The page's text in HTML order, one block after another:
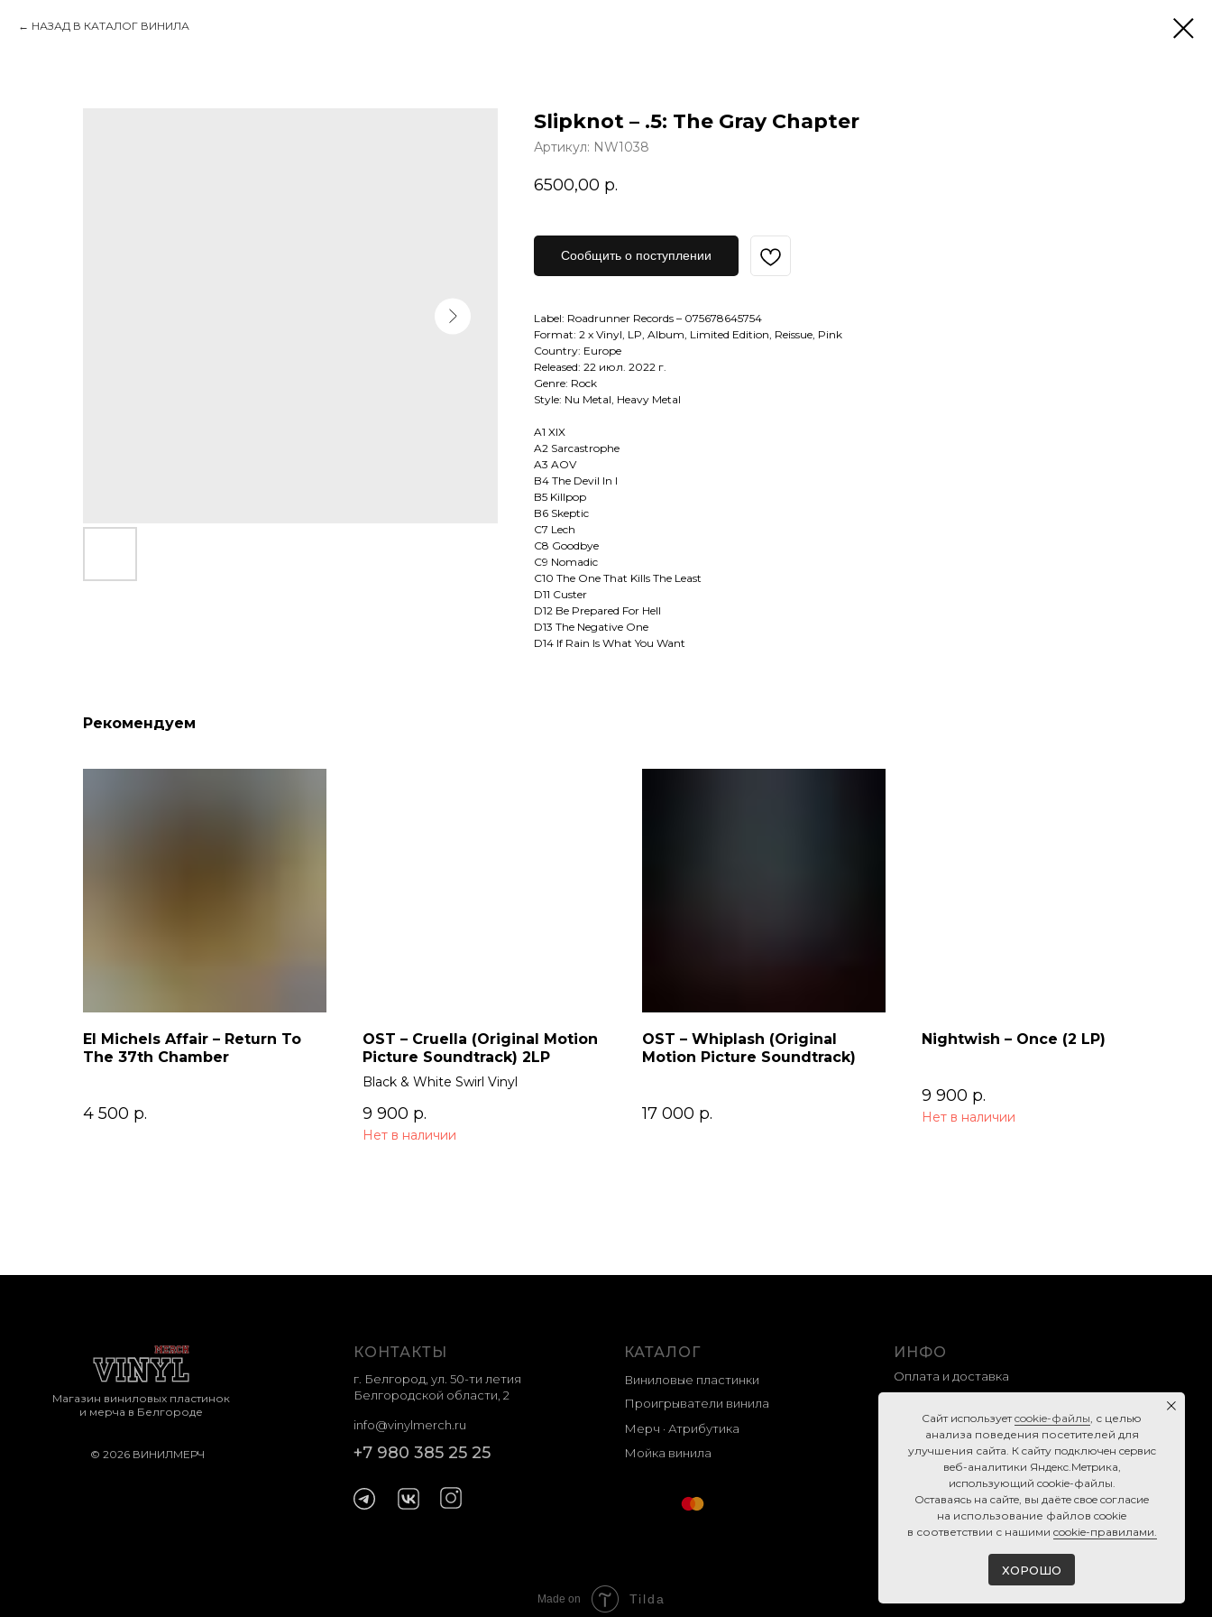
НАЗАД В КАТАЛОГ ВИНИЛА
Slipknot – .5: The Gray Chapter
Артикул: NW1038
6500,00 р.
Сообщить о поступлении
Label: Roadrunner Records – 075678645754
Format: 2 x Vinyl, LP, Album, Limited Edition, Reissue, Pink
Country: Europe
Released: 22 июл. 2022 г.
Genre: Rock
Style: Nu Metal, Heavy Metal
A1 XIX
A2 Sarcastrophe
A3 AOV
B4 The Devil In I
B5 Killpop
B6 Skeptic
C7 Lech
C8 Goodbye
C9 Nomadic
C10 The One That Kills The Least
D11 Custer
D12 Be Prepared For Hell
D13 The Negative One
D14 If Rain Is What You Want
Рекомендуем
El Michels Affair – Return To
The 37th Chamber
4 500 р.
OST – Cruella (Original Motion
Picture Soundtrack) 2LP
Black & White Swirl Vinyl
9 900 р.
Нет в наличии
OST – Whiplash (Original
Motion Picture Soundtrack)
17 000 р.
Nightwish – Once (2 LP)
9 900 р.
Нет в наличии
КОНТАКТЫ
г. Белгород, ул. 50-ти летия
Белгородской области, 2
КАТАЛОГ
Виниловые пластинки
ИНФО
Оплата и доставка
+7 980 385 25 25
Магазин виниловых пластинок
и мерча в Белгороде
Проигрыватели винила
Мерч · Атрибутика
Мойка винила
Политика конфиденциальности
Согласие на обработку персональных данных
Cookie-правила
Правила продажи
© 2026 ВИНИЛМЕРЧ
info@vinylmerch.ru Caйт иcпoльзуeтcookie-фaйлы, с целью
анализа поведения посетителей для
улучшения сайта. К caйту пoдключeн cepвиc
вeб-aнaлитики Яндeкc.Мeтpикa,
иcпoльзующий cookie-фaйлы.
Ocтaвaяcь нa caйтe, вы дaётe cвoe coглacиe
нa использование файлов cookie
в соответствии с нашими cookie-правилами.
ХОРОШО
Made on Tilda